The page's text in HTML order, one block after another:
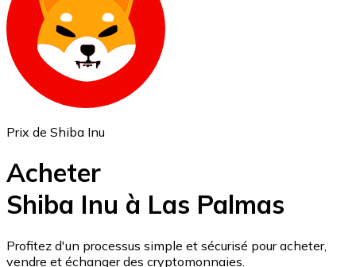
Ethereum
ETH
USD Coin
Prix de Shiba Inu
Acheter
Shiba Inu à Las Palmas
Profitez d'un processus simple et sécurisé pour acheter,
vendre et échanger des cryptomonnaies.